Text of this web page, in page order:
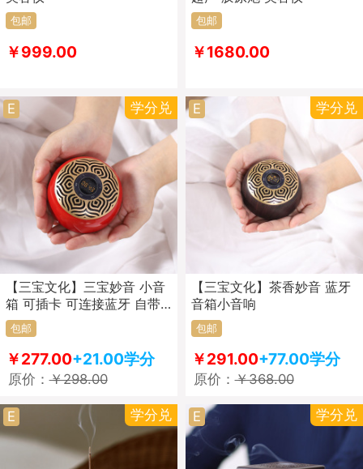
包邮
￥999.00
包邮
￥1680.00
E 学分兑
【三宝文化】三宝妙音 小音
箱 可插卡 可连接蓝牙 自带
108首禅乐 音响
包邮
￥277.00+21.00学分
原价：￥298.00
E 学分兑
【三宝文化】茶香妙音 蓝牙
音箱小音响
包邮
￥291.00+77.00学分
原价：￥368.00
E 学分兑 E 学分兑